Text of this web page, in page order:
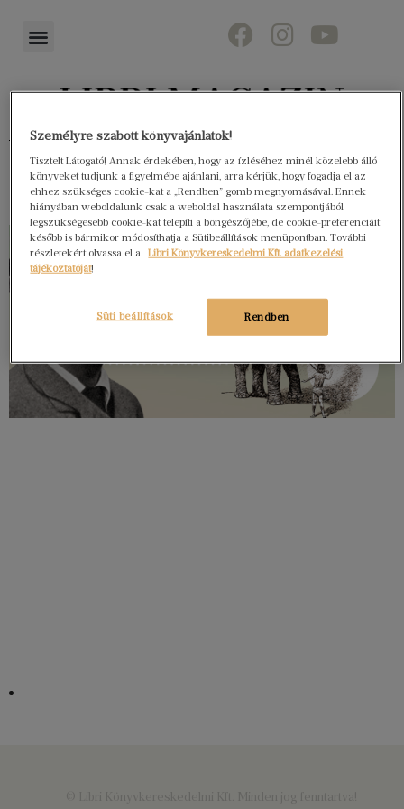
Könyvektől az olvasókig
Személyre szabott könyvajánlatok!
Tisztelt Látogató! Annak érdekében, hogy az ízléséhez minél közelebb álló
könyveket tudjunk a figyelmébe ajánlani, arra kérjük, hogy fogadja el az
ehhez szükséges cookie-kat a „Rendben” gomb megnyomásával. Ennek
hiányában weboldalunk csak a weboldal használata szempontjából
legszükségesebb cookie-kat telepíti a böngészőjébe, de cookie-preferenciáit
később is bármikor módosíthatja a Sütibeállítások menüpontban. További
részletekért olvassa el a
Libri Könyvkereskedelmi Kft. adatkezelési
tájékoztatóját!
Rendben
Süti beállítások